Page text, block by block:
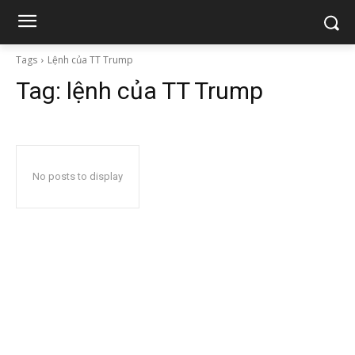
Tags Lệnh của TT Trump
Tag: lệnh của TT Trump
No posts to display